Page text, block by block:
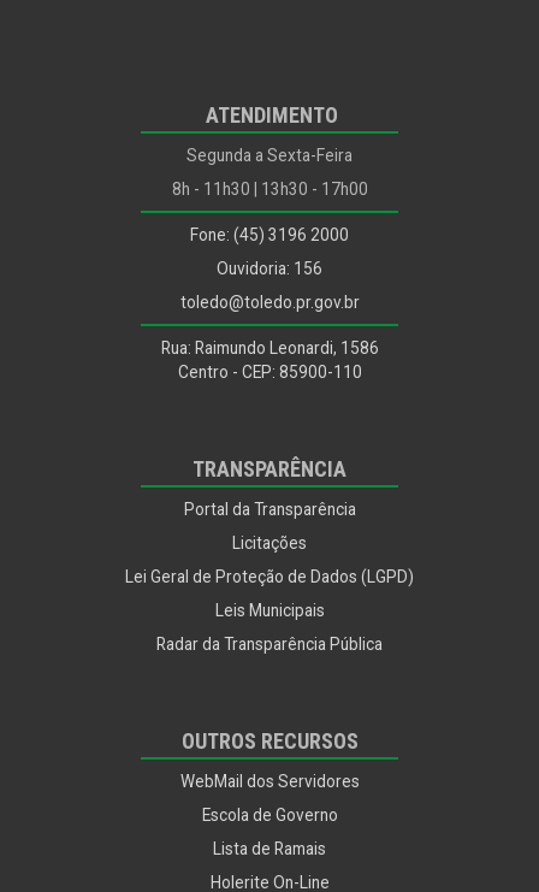
ATENDIMENTO
Segunda a Sexta-Feira
8h - 11h30 | 13h30 - 17h00
Fone: (45) 3196 2000
Ouvidoria: 156
toledo@toledo.pr.gov.br
Rua: Raimundo Leonardi, 1586
Centro - CEP: 85900-110
TRANSPARÊNCIA
Portal da Transparência
Licitações
Lei Geral de Proteção de Dados (LGPD)
Leis Municipais
Radar da Transparência Pública
OUTROS RECURSOS
WebMail dos Servidores
Escola de Governo
Lista de Ramais
Holerite On-Line